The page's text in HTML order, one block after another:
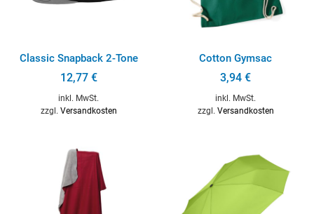
Classic Snapback 2-Tone
12,77 €
inkl. MwSt.
zzgl. Versandkosten
Cotton Gymsac
3,94 €
inkl. MwSt.
zzgl. Versandkosten